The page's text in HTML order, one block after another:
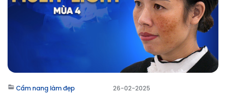
Cẩm nang làm đẹp 26-02-2025